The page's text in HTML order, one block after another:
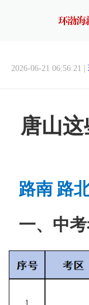
2026-06-21 06:56:21 |
唐山
路南 路
一、中